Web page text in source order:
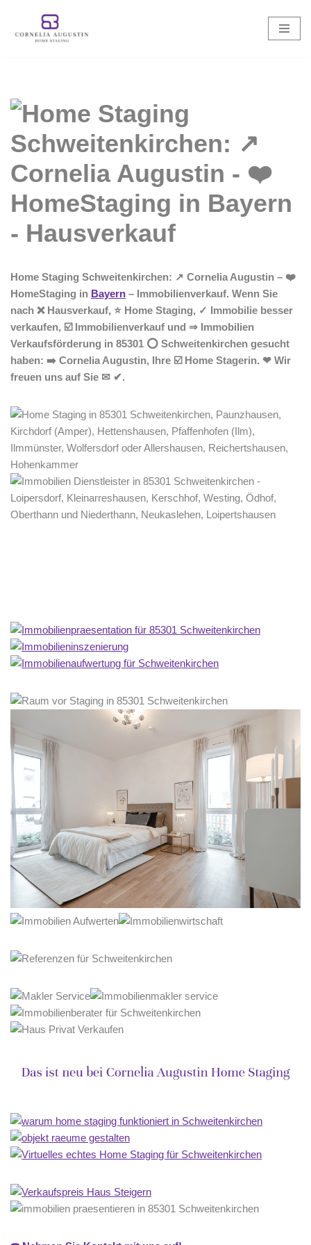
Zum
Home Staging Schweitenkirchen: ↗️ Cornelia Augustin – ❤️
HomeStaging in Bayern – Immobilienverkauf. Wenn Sie
nach ❌ Hausverkauf, ⭐ Home Staging, ✓ Immobilie besser
verkaufen, ☑️ Immobilienverkauf und ⇒ Immobilien
Verkaufsförderung in 85301 ⭕ Schweitenkirchen gesucht
haben: ➡️ Cornelia Augustin, Ihre ☑️ Home Stagerin. ❤ Wir
freuen uns auf Sie ✉ ✔.